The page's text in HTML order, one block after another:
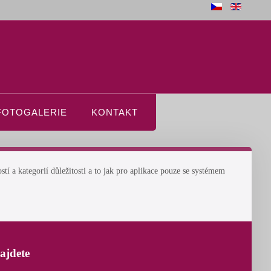
KONTAKT
a kategorií důležitosti a to jak pro aplikace pouze se systémem